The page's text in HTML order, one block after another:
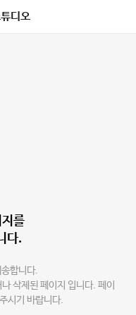
디오
를
다.
합니다.
삭제된 페이지 입니다. 페이
시기 바랍니다.